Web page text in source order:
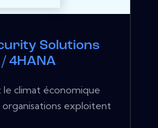
Solutions
4HANA
climat économique
organisations exploitent